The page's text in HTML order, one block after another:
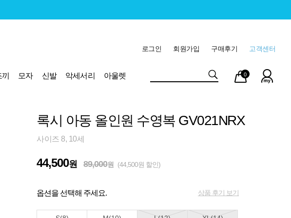
고객센터
구매후기
회원가입
로그인
모자 신발 악세서리
아울렛
마이
페이
장바
구니
0
록시 아동 올인원 수영복 GV021NRX
사이즈 8, 10세
44,500원 89,000원 (44,500원 할인)
옵션을 선택해 주세요. 상품 후기 보기